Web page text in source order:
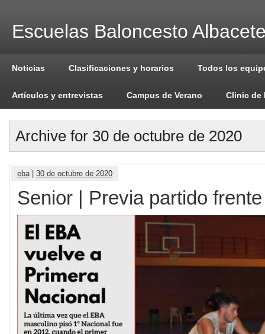
Escuelas Baloncesto
Noticias Clasificaciones y horarios Todos los
Artículos y entrevistas Campus de Verano Clinic de
Archive for 30 de octubre de 2020
eba| 30 de octubre de 2020
Senior | Previa partido